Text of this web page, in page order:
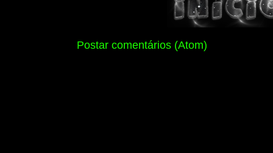
Postar comentários (Atom)